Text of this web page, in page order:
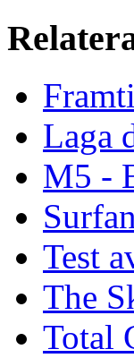
Laga
M5 -
Test
The
Total